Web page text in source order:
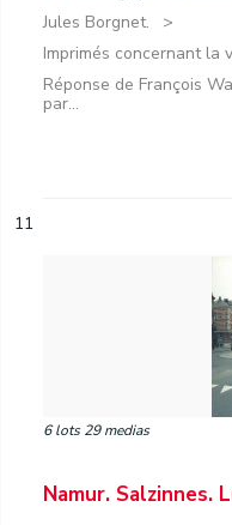
Jules Borgnet.
Imprimés concernant la
Réponse de François
par...
11
6 lots 29 medias
Namur. Salzinnes.